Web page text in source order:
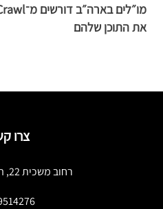
את התוכן שלהם
צרו
רחוב משכית 22, הרצליה פיתוח